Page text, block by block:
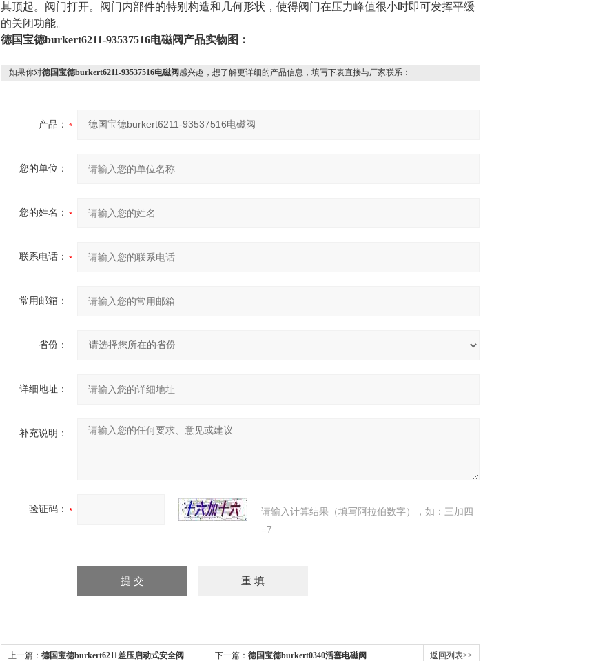
其顶起。阀门打开。阀门内部件的特别构造和几何形状，使得阀门在压力峰值很小时即可发挥平缓
的关闭功能。
德国宝德burkert6211-93537516电磁阀产品实物图：
如果你对德国宝德burkert6211-93537516电磁阀感兴趣，想了解更详细的产品信息，填写下表直接与厂家联系：
产品：
您的单位：
您的姓名：
联系电话：
常用邮箱：
省份：
详细地址：
补充说明：
验证码：
请输入计算结果（填写阿拉伯数字），如：三加四
=7
上一篇： 德国宝德burkert6211差压启动式安全阀 下一篇： 德国宝德burkert0340活塞电磁阀 返回列表>>